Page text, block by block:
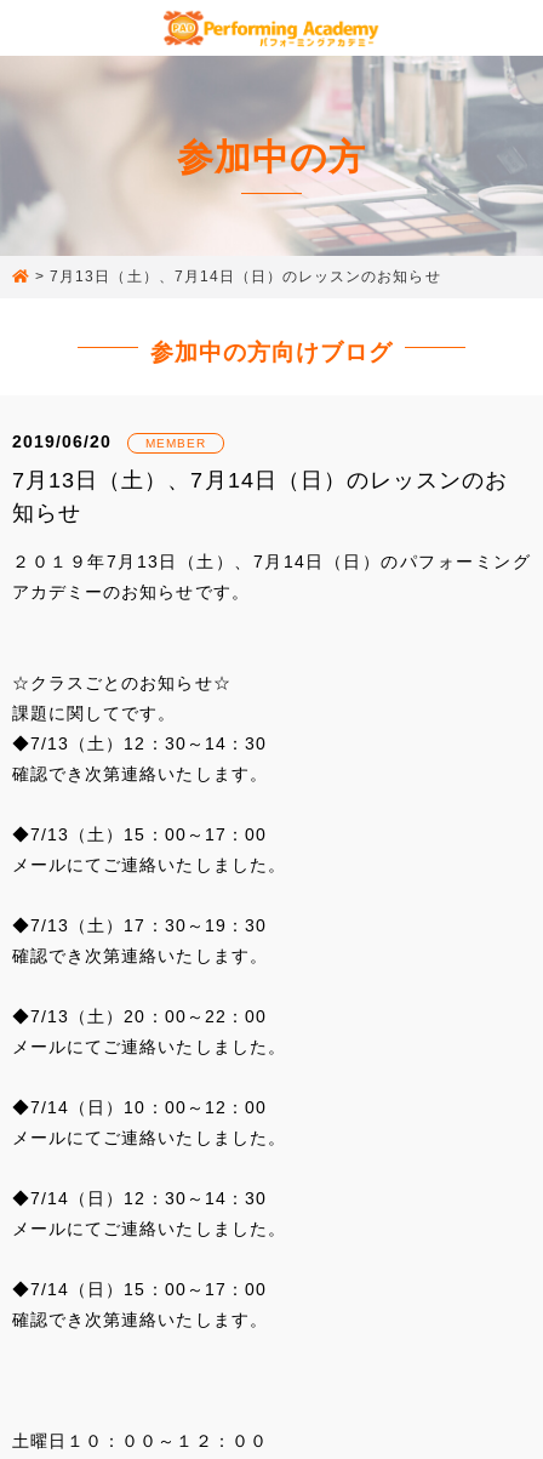
参加中の方
>7月13日（土）、7月14日（日）のレッスンのお知らせ
参加中の方向けブログ
2019/06/20 MEMBER
7月13日（土）、7月14日（日）のレッスンのお
知らせ
２０１９年7月13日（土）、7月14日（日）のパフォーミング
アカデミーのお知らせです。
☆クラスごとのお知らせ☆
課題に関してです。
◆7/13（土）12：30～14：30
確認でき次第連絡いたします。
◆7/13（土）15：00～17：00
メールにてご連絡いたしました。
◆7/13（土）17：30～19：30
確認でき次第連絡いたします。
◆7/13（土）20：00～22：00
メールにてご連絡いたしました。
◆7/14（日）10：00～12：00
メールにてご連絡いたしました。
◆7/14（日）12：30～14：30
メールにてご連絡いたしました。
◆7/14（日）15：00～17：00
確認でき次第連絡いたします。
土曜日１０：００～１２：００